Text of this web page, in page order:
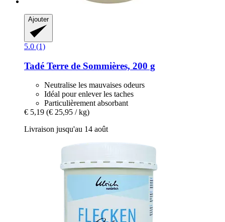
Ajouter
5.0 (1)
Tadé Terre de Sommières, 200 g
Neutralise les mauvaises odeurs
Idéal pour enlever les taches
Particulièrement absorbant
€ 5,19 (€ 25,95 / kg)
Livraison jusqu'au 14 août